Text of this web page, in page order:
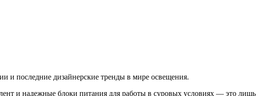
и последние дизайнерские тренды в мире освещения.
и надежные блоки питания для работы в суровых условиях — это лишь